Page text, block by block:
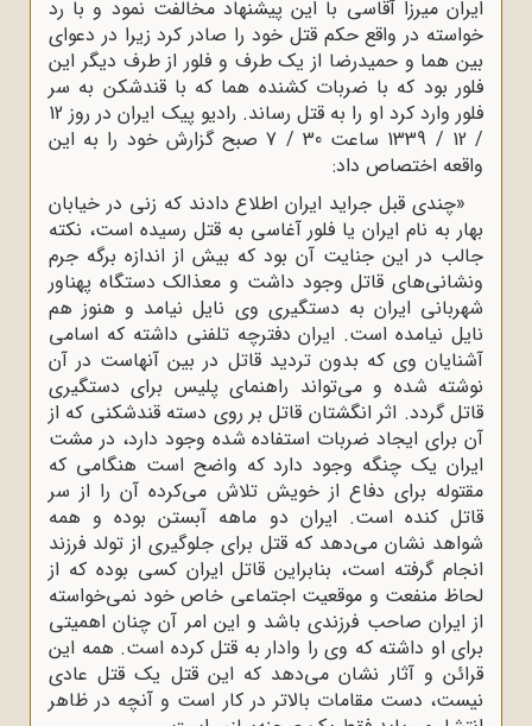
ایران میرزا آقاسی با این پیشنهاد مخالفت نمود و با رد
خواسته در واقع حکم قتل خود را صادر کرد زیرا در دعوای
بین هما و حمیدرضا از یک طرف و فلور از طرف دیگر این
فلور بود که با ضربات کشنده هما که با قندشکن به سر
فلور وارد کرد او را به قتل رساند. رادیو پیک ایران در روز 12
/ 12 / 1339 ساعت 30 / 7 صبح گزارش خود را به این
واقعه اختصاص داد:
«چندی قبل جراید ایران اطلاع دادند که زنی در خیابان
بهار به نام ایران یا فلور آغاسی به قتل رسیده است، نکته
جالب در این جنایت آن بود که بیش از اندازه برگه جرم
ونشانی‌های قاتل وجود داشت و معذالک دستگاه پهناور
شهربانی ایران به دستگیری وی نایل نیامد و هنوز هم
نایل نیامده است. ایران دفترچه تلفنی داشته که اسامی
آشنایان وی که بدون تردید قاتل در بین آنهاست در آن
نوشته شده و می‌تواند راهنمای پلیس برای دستگیری
قاتل گردد. اثر انگشتان قاتل بر روی دسته قندشکنی که از
آن برای ایجاد ضربات استفاده شده وجود دارد، در مشت
ایران یک چنگه وجود دارد که واضح است هنگامی که
مقتوله برای دفاع از خویش تلاش می‌کرده آن را از سر
قاتل کنده است. ایران دو ماهه آبستن بوده و همه
شواهد نشان می‌دهد که قتل برای جلوگیری از تولد فرزند
انجام گرفته است، بنابراین قاتل ایران کسی بوده که از
لحاظ منفعت و موقعیت اجتماعی خاص خود نمی‌خواسته
از ایران صاحب فرزندی باشد و این امر آن چنان اهمیتی
برای او داشته که وی را وادار به قتل کرده است. همه این
قرائن و آثار نشان می‌دهد که این قتل یک قتل عادی
نیست، دست مقامات بالاتر در کار است و آنچه در ظاهر